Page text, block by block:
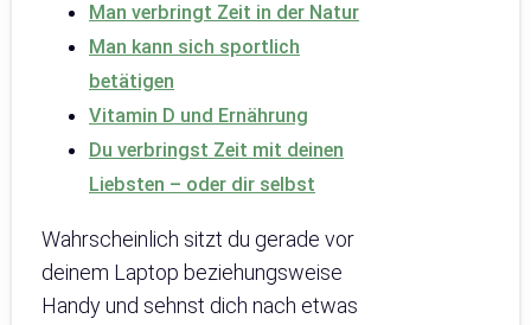
Man verbringt Zeit in der Natur
Man kann sich sportlich
betätigen
Vitamin D und Ernährung
Du verbringst Zeit mit deinen
Liebsten – oder dir selbst
Wahrscheinlich sitzt du gerade vor
deinem Laptop beziehungsweise
Handy und sehnst dich nach etwas